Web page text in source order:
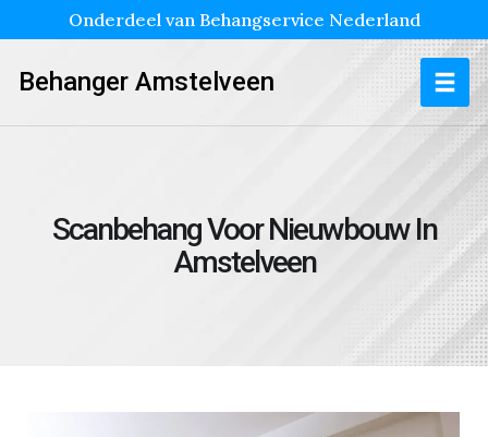
Onderdeel van Behangservice Nederland
Behanger Amstelveen
Scanbehang Voor Nieuwbouw In
Amstelveen